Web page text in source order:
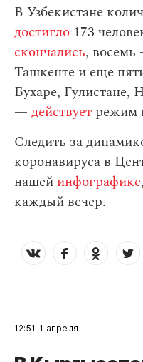
В Узбекистане
достигло 173
скончались,
Ташкенте и еще
Бухаре, Гулистане,
— действует режим
Следить за
коронавируса в
нашей инфографике
каждый вечер.
12:51 1 апреля